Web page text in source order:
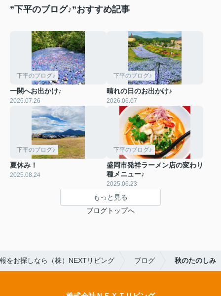
”下平のブログ♪”おすすめ記事
下平のブログ♪
一関へお出かけ♪
2026.07.26
下平のブログ♪
晴れの日のお出かけ♪
2026.06.07
下平のブログ♪
夏休み！
2025.08.24
下平のブログ♪
盛岡市発祥ラーメン店の変わり
種メニュー♪
2025.06.23
もっと見る
ブログトップへ
をお探しなら（株）NEXTリビング ブログ 秋のたのしみ